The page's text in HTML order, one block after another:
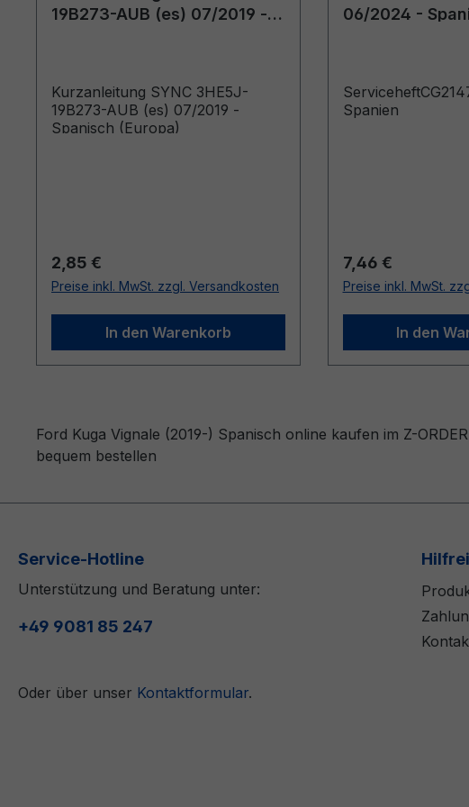
19B273-AUB (es) 07/2019 -
Kurzanleitung SYNC 3HE5J-
19B273-AUB (es) 07/2019 -
Spanisch (Europa)
Regulärer Preis:
2,85 €
Preise inkl. MwSt. zzgl. Versandkosten
In den Warenkorb
06/2024 -
Spanien
Regulärer Preis:
7,46 €
Preise inkl. MwSt.
In den
Ford Kuga Vignale (2019-) Spanisch online kaufen im Z-
bequem bestellen
Service-Hotline
Unterstützung und Beratung unter:
+49 9081 85 247
Oder über unser Kontaktformular.